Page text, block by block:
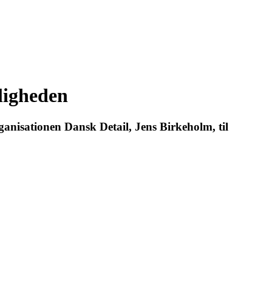
Dansk Detail, Jens Birkeholm, til